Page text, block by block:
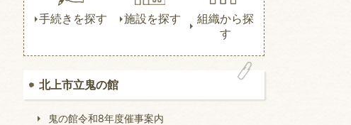
手続きを探す 施設を探す
組織から探
す
北上市立鬼の館
鬼の館令和8年度催事案内